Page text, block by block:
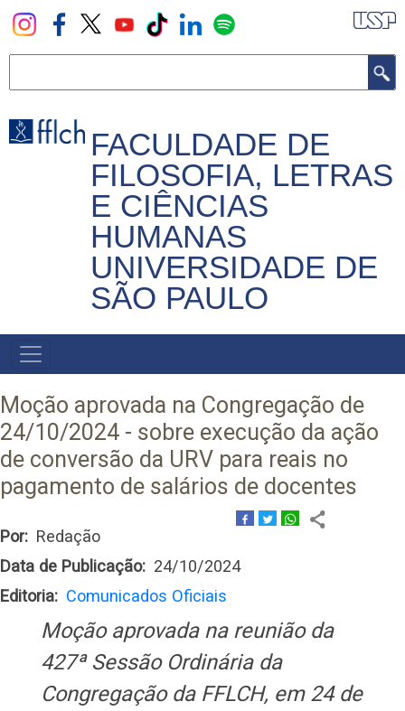
Pular
para
principal
FACULDADE DE
FILOSOFIA, LETRAS
E CIÊNCIAS
HUMANAS
UNIVERSIDADE DE
SÃO PAULO
NAVEGADOR
PRINCIPAL
Moção aprovada na Congregação de
24/10/2024 - sobre execução da ação
de conversão da URV para reais no
pagamento de salários de docentes
Por
Redação
Data de Publicação
24/10/2024
Editoria
Comunicados Oficiais
Moção aprovada na reunião da
427ª Sessão Ordinária da
Congregação da FFLCH, em 24 de